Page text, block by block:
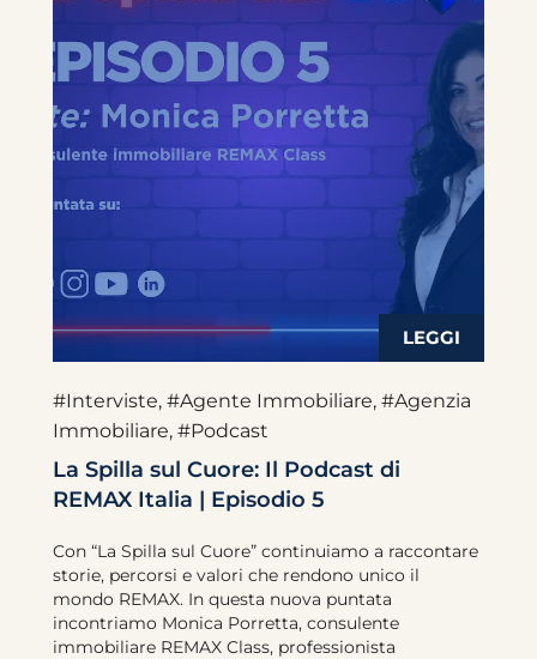
#Interviste, #Agente Immobiliare, #Agenzia
Immobiliare, #Podcast
La Spilla sul Cuore: Il Podcast di
REMAX Italia | Episodio 5
Con “La Spilla sul Cuore” continuiamo a raccontare
storie, percorsi e valori che rendono unico il
mondo REMAX. In questa nuova puntata
incontriamo Monica Porretta, consulente
immobiliare REMAX Class, professionista